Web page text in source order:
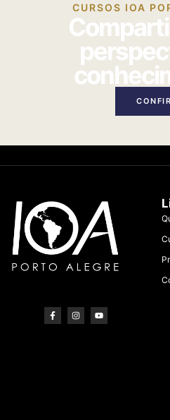
CURSOS IOA